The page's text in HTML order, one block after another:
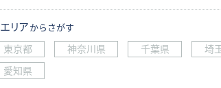
エリアからさがす
東京都 神奈川県 千葉県 埼
愛知県